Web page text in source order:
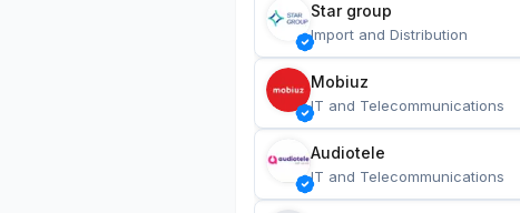
Star group
Import and Distribution
Mobiuz
IT and Telecommunications
Audiotele
IT and Telecommunications